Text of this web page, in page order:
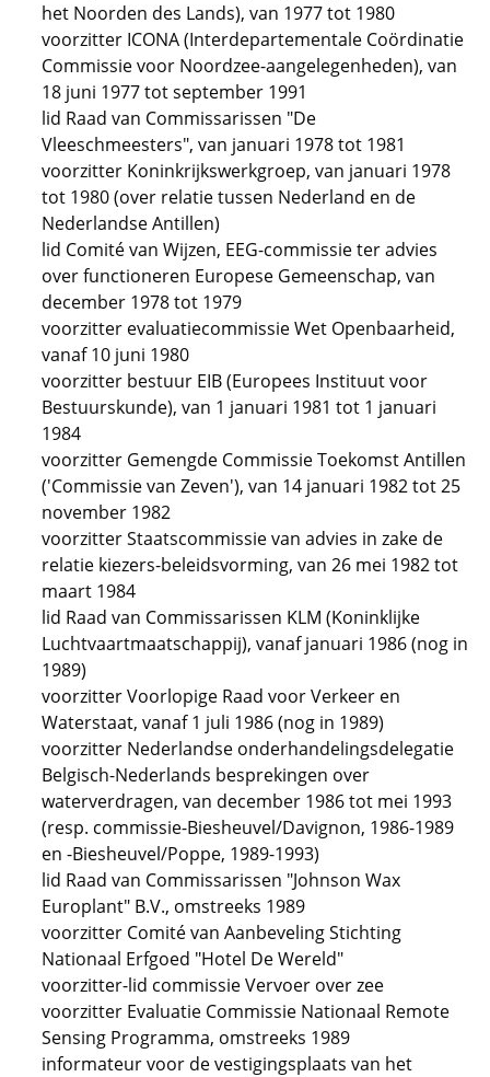
het Noorden des Lands), van 1977 tot 1980
voorzitter ICONA (Interdepartementale Coördinatie
Commissie voor Noordzee-aangelegenheden), van
18 juni 1977 tot september 1991
lid Raad van Commissarissen "De
Vleeschmeesters", van januari 1978 tot 1981
voorzitter Koninkrijkswerkgroep, van januari 1978
tot 1980 (over relatie tussen Nederland en de
Nederlandse Antillen)
lid Comité van Wijzen, EEG-commissie ter advies
over functioneren Europese Gemeenschap, van
december 1978 tot 1979
voorzitter evaluatiecommissie Wet Openbaarheid,
vanaf 10 juni 1980
voorzitter bestuur EIB (Europees Instituut voor
Bestuurskunde), van 1 januari 1981 tot 1 januari
1984
voorzitter Gemengde Commissie Toekomst Antillen
('Commissie van Zeven'), van 14 januari 1982 tot 25
november 1982
voorzitter Staatscommissie van advies in zake de
relatie kiezers-beleidsvorming, van 26 mei 1982 tot
maart 1984
lid Raad van Commissarissen KLM (Koninklijke
Luchtvaartmaatschappij), vanaf januari 1986 (nog in
1989)
voorzitter Voorlopige Raad voor Verkeer en
Waterstaat, vanaf 1 juli 1986 (nog in 1989)
voorzitter Nederlandse onderhandelingsdelegatie
Belgisch-Nederlands besprekingen over
waterverdragen, van december 1986 tot mei 1993
(resp. commissie-Biesheuvel/Davignon, 1986-1989
en -Biesheuvel/Poppe, 1989-1993)
lid Raad van Commissarissen "Johnson Wax
Europlant" B.V., omstreeks 1989
voorzitter Comité van Aanbeveling Stichting
Nationaal Erfgoed "Hotel De Wereld"
voorzitter-lid commissie Vervoer over zee
voorzitter Evaluatie Commissie Nationaal Remote
Sensing Programma, omstreeks 1989
informateur voor de vestigingsplaats van het